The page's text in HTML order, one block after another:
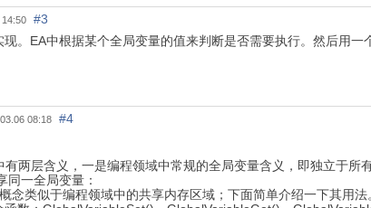
#3
。EA中根据某个全局变量的值来判断是否需要执行。然后用一
08:18
#4
两层含义，一是编程领域中常规的全局变量含义，即独立于
同一全局变量：
念类似于编程领域中的共享内存区域；下面简单介绍一下其用法